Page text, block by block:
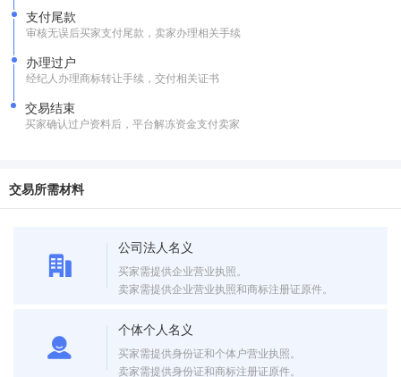
支付尾款
审核无误后买家支付尾款，卖家办理相关手续
办理过户
经纪人办理商标转让手续，交付相关证书
交易结束
买家确认过户资料后，平台解冻资金支付卖家
交易所需材料
公司法人名义
买家需提供企业营业执照。
卖家需提供企业营业执照和商标注册证原件。
个体个人名义
买家需提供身份证和个体户营业执照。
卖家需提供身份证和商标注册证原件。